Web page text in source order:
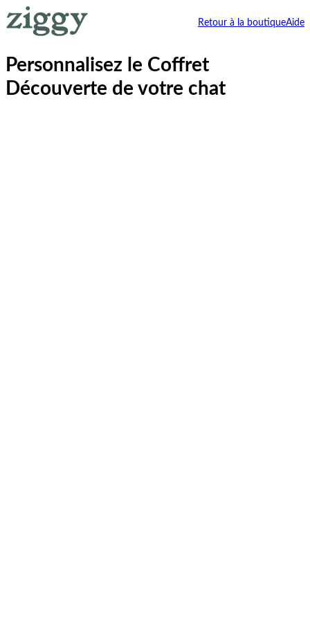
Retour à la boutiqueAide
Personnalisez le Coffret
Découverte de votre chat